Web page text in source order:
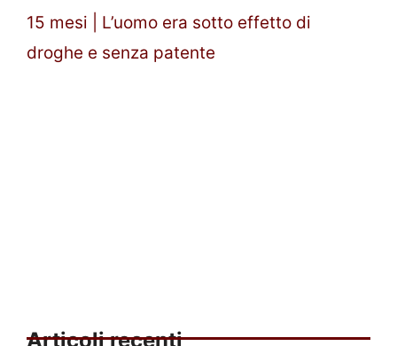
15 mesi | L’uomo era sotto effetto di
droghe e senza patente
Articoli recenti